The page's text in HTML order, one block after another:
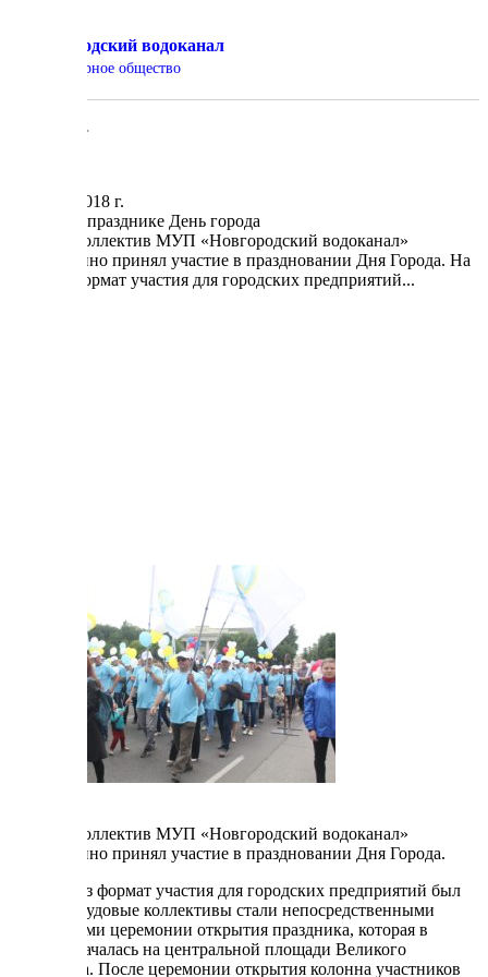
Новгородский водоканал
Акционерное общество
13 июня 2018 г.
Участие в празднике День города
10 июня коллектив МУП «Новгородский водоканал»
традиционно принял участие в праздновании Дня Города. На
этот раз формат участия для городских предприятий...
10 июня коллектив МУП «Новгородский водоканал»
традиционно принял участие в праздновании Дня Города.
На этот раз формат участия для городских предприятий был
новым. Трудовые коллективы стали непосредственными
участниками церемонии открытия праздника, которая в
полдень началась на центральной площади Великого
Новгорода. После церемонии открытия колонна участников